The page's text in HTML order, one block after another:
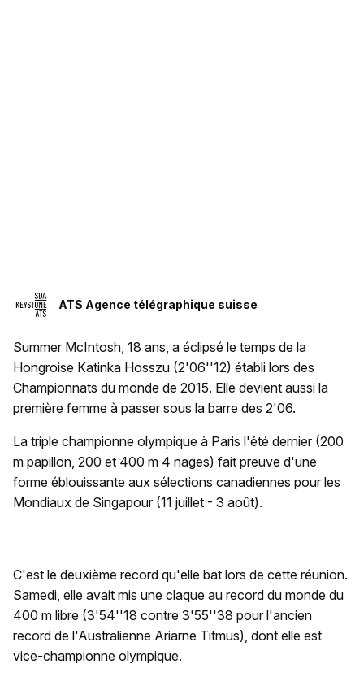
ATS Agence télégraphique suisse
Summer McIntosh, 18 ans, a éclipsé le temps de la
Hongroise Katinka Hosszu (2'06''12) établi lors des
Championnats du monde de 2015. Elle devient aussi la
première femme à passer sous la barre des 2'06.
La triple championne olympique à Paris l'été dernier (200
m papillon, 200 et 400 m 4 nages) fait preuve d'une
forme éblouissante aux sélections canadiennes pour les
Mondiaux de Singapour (11 juillet - 3 août).
C'est le deuxième record qu'elle bat lors de cette réunion.
Samedi, elle avait mis une claque au record du monde du
400 m libre (3'54''18 contre 3'55''38 pour l'ancien
record de l'Australienne Ariarne Titmus), dont elle est
vice-championne olympique.